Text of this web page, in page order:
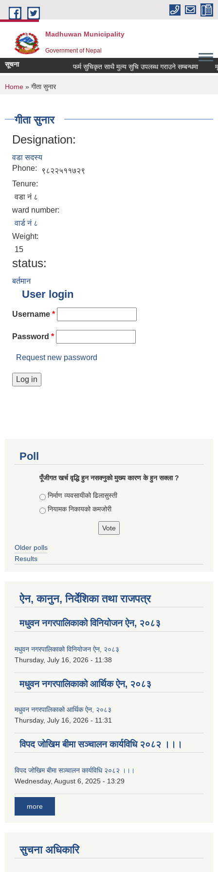
Skip to main content
Madhuwan Municipality
Government of Nepal
सूचना फर्म सुचिकृत साथै मुल्य सुचि उपलब्ध गराउने सम्बन्धमा
You are here
Home » गीता सुनार
गीता सुनार
Designation:
वडा सदस्य
Phone:
९८२२५११७२९
Tenure:
वडा नं ८
ward number:
वार्ड नं ८
Weight:
15
status:
बर्तमान
User login
Username *
Password *
Request new password
Poll
पूँजीगत खर्च वृद्धि हुन नसक्नुको मुख्य कारण के हुन सक्ला ?
Choices
निर्माण व्यवसायीको ढिलासुस्ती
नियामक निकायको कमजोरी
Older polls
Results
ऐन, कानुन, निर्देशिका तथा राजपत्र
मधुवन नगरपालिकाको विनियोजन ऐन, २०८३
मधुवन नगरपालिकाको विनियोजन ऐन, २०८३
Thursday, July 16, 2026 - 11:38
मधुवन नगरपालिकाको आर्थिक ऐन, २०८३
मधुवन नगरपालिकाको आर्थिक ऐन, २०८३
Thursday, July 16, 2026 - 11:31
विपद जोखिम बीमा सञ्चालन कार्यविधि २०८२ ।।।
विपद जोखिम बीमा सञ्चालन कार्यविधि २०८२ ।।।
Wednesday, August 6, 2025 - 13:29
more
सुचना अधिकारि